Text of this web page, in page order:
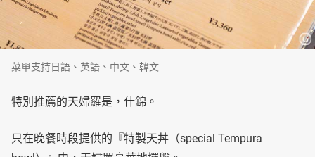
菜單支持日語、英語、中文、韓文
特別推薦的天婦羅是，什錦。
只在晚餐時段提供的『特製天丼（special Tempura